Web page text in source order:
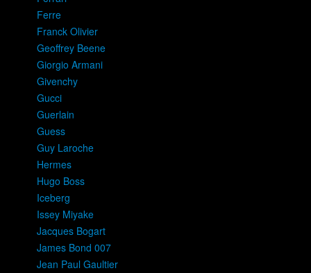
Ferre
Franck Olivier
Geoffrey Beene
Giorgio Armani
Givenchy
Gucci
Guerlain
Guess
Guy Laroche
Hermes
Hugo Boss
Iceberg
Issey Miyake
Jacques Bogart
James Bond 007
Jean Paul Gaultier